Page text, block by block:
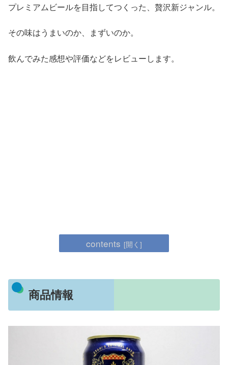
プレミアムビールを目指してつくった、贅沢新ジャンル。
その味はうまいのか、まずいのか。
飲んでみた感想や評価などをレビューします。
contents
商品情報